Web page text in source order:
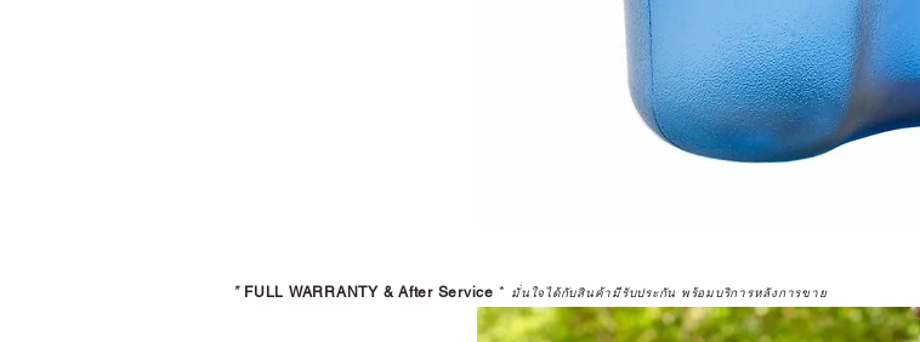
* FULL WARRANTY & After Service * มั่นใจได้กับสินค้ามีรับประกัน พร้อมบริการหลังการขาย